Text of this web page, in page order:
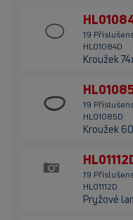
19
HL01084D
Kroužek
19
HL01085D
Kroužek
19
HL01112D
Pryžové